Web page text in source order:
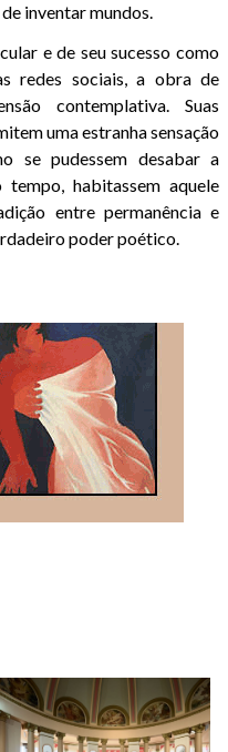
inventar mundos.
e de seu sucesso como
redes sociais, a obra de
contemplativa. Suas
uma estranha sensação
se pudessem desabar a
habitassem aquele
entre permanência e
poder poético.